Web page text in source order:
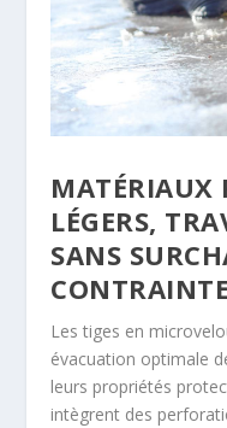
MATÉRIAUX
LÉGERS,
SANS
Les tiges en
évacuation optimale
leurs propriétés
intègrent des